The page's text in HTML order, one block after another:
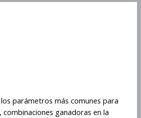
parámetros más comunes para
combinaciones ganadoras en la